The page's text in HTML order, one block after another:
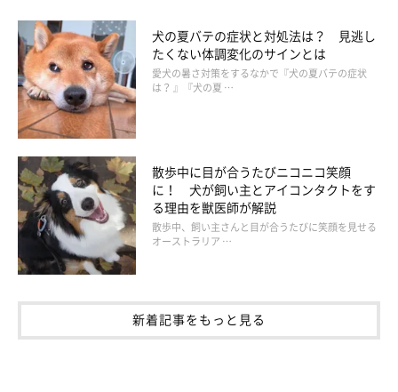
犬の夏バテの症状と対処法は？ 見逃し
たくない体調変化のサインとは
愛犬の暑さ対策をするなかで『犬の夏バテの症状
は？ 』『犬の夏 …
散歩中に目が合うたびニコニコ笑顔
に！ 犬が飼い主とアイコンタクトをす
る理由を獣医師が解説
散歩中、飼い主さんと目が合うたびに笑顔を見せる
オーストラリア …
新着記事をもっと見る